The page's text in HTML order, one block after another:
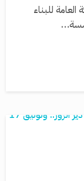
للبناء